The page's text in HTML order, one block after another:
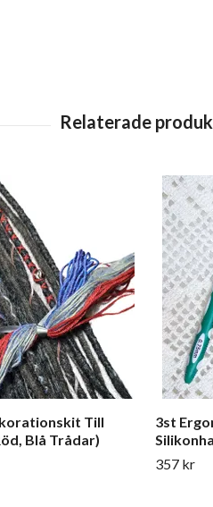
Till
Blå Trådar)
3st
357 kr